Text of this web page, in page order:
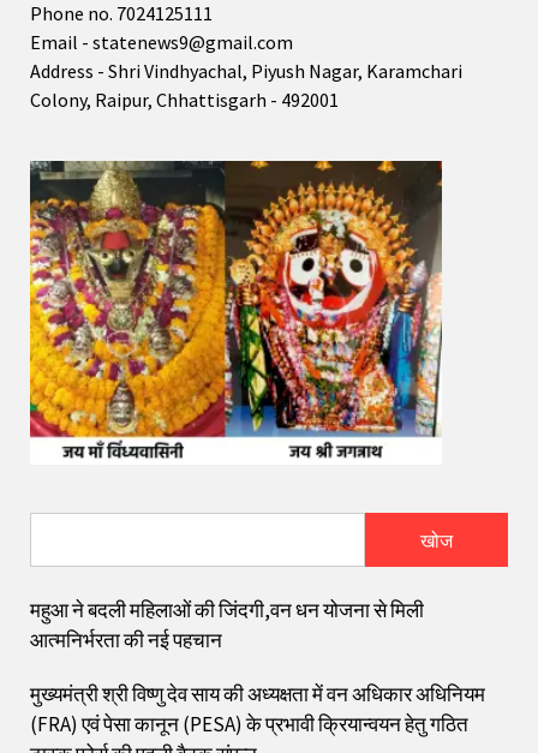
Phone no. 7024125111
Email - statenews9@gmail.com
Address - Shri Vindhyachal, Piyush Nagar, Karamchari
Colony, Raipur, Chhattisgarh - 492001
खोज
महुआ ने बदली महिलाओं की जिंदगी,वन धन योजना से मिली
आत्मनिर्भरता की नई पहचान
मुख्यमंत्री श्री विष्णु देव साय की अध्यक्षता में वन अधिकार अधिनियम
(FRA) एवं पेसा कानून (PESA) के प्रभावी क्रियान्वयन हेतु गठित